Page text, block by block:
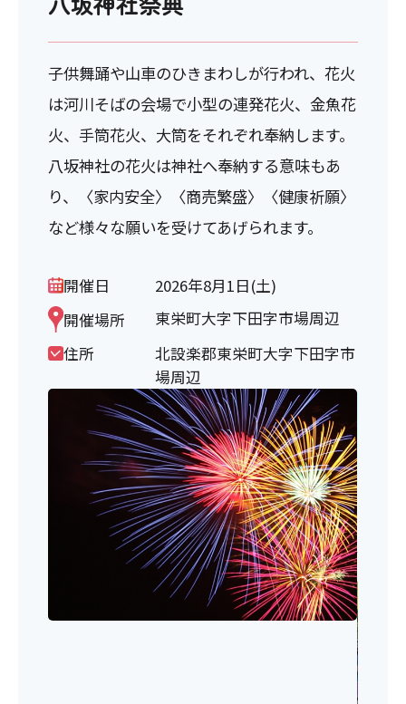
子供舞踊や山車のひきまわしが行われ、花火
は河川そばの会場で小型の連発花火、金魚花
火、手筒花火、大筒をそれぞれ奉納します。
八坂神社の花火は神社へ奉納する意味もあ
り、〈家内安全〉〈商売繁盛〉〈健康祈願〉
など様々な願いを受けてあげられます。
開催日
2026年8月1日(土)
開催場所
東栄町大字下田字市場周辺
住所
北設楽郡東栄町大字下田字市
場周辺